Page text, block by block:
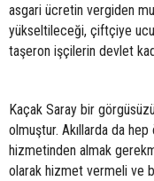
asgari ücretin vergiden
yükseltileceği, çiftçiye
taşeron işçilerin devlet
Kaçak Saray bir
olmuştur. Akıllarda da hep
hizmetinden almak
olarak hizmet vermeli ve